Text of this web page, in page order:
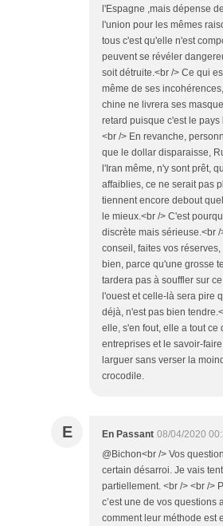
l'Espagne ,mais dépense
l'union pour les mêmes
tous c'est qu'elle n'est
peuvent se révéler
soit détruite.<br /> Ce qui
même de ses
chine ne livrera ses
retard puisque c'est le
<br /> En revanche,
que le dollar disparaisse,
l'Iran même, n'y sont prêt,
affaiblies, ce ne serait pas
tiennent encore debout
le mieux.<br /> C'est
discrète mais sérieuse.<br /
conseil, faites vos
bien, parce qu'une grosse
tardera pas à souffler sur
l'ouest et celle-là sera pire
déjà, n'est pas bien
elle, s'en fout, elle a tout ce
entreprises et le savoir-
larguer sans verser la
crocodile.
E En Passant 08/04/2020
@Bichon<br /> Vos
certain désarroi. Je vais
partiellement. <br /> <br />
c’est une de vos questions
comment leur méthode est